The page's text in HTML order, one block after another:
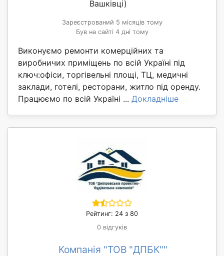
Вашківці)
Зареєстрований 5 місяців тому
Був на сайті 4 дні тому
Виконуємо ремонти комерційних та
виробничих приміщень по всій Україні під
ключ:офіси, торгівельні площі, ТЦ, медичні
заклади, готелі, ресторани, житло під оренду.
Працюємо по всій Україні ... Докладніше
Рейтинг: 24 з 80
0 відгуків
Компанія "ТОВ "ДПБК""